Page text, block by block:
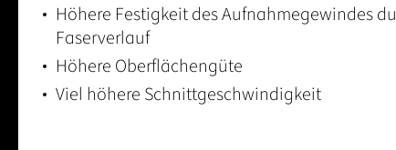
Höhere Festigkeit des Aufnahmegewindes
Faserverlauf
Höhere Oberflächengüte
Viel höhere Schnittgeschwindigkeit